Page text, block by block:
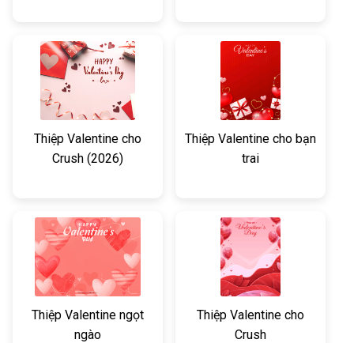
Thiệp Valentine cho
Crush (2026)
Thiệp Valentine cho bạn
trai
Thiệp Valentine ngọt
ngào
Thiệp Valentine cho
Crush